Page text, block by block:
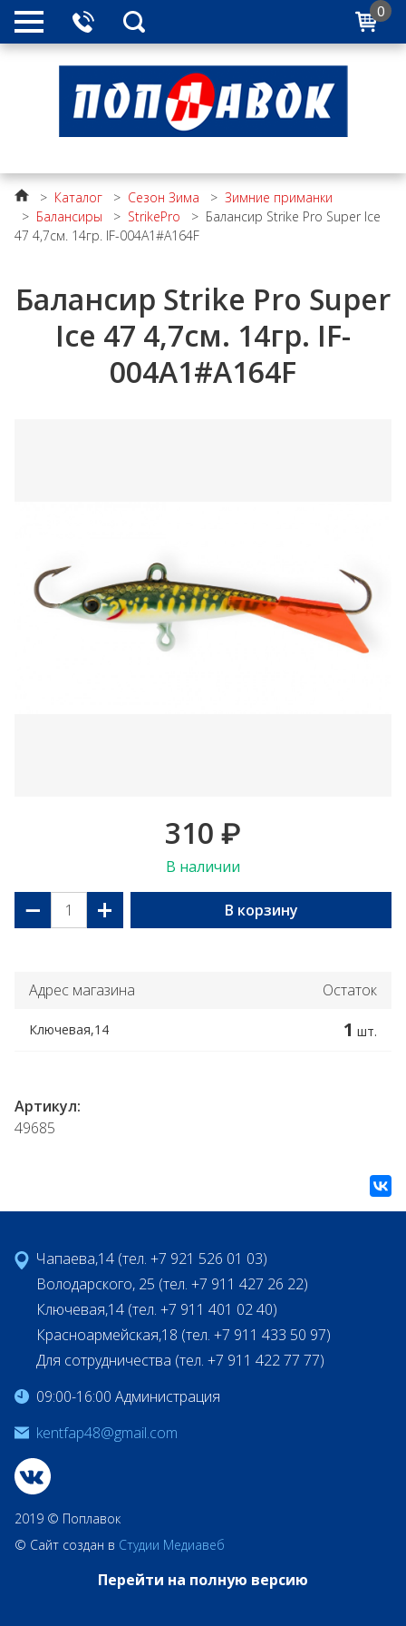
0
> Каталог > Сезон Зима > Зимние приманки
> Балансиры > StrikePro > Балансир Strike Pro Super Ice
47 4,7см. 14гр. IF-004A1#A164F
Балансир Strike Pro Super
Ice 47 4,7см. 14гр. IF-
004A1#A164F
310 ₽
В наличии
− + В корзину
Адрес магазина Остаток
Ключевая,14 1 шт.
Артикул:
49685
Чапаева,14 (тел. +7 921 526 01 03)
Володарского, 25 (тел. +7 911 427 26 22)
Ключевая,14 (тел. +7 911 401 02 40)
Красноармейская,18 (тел. +7 911 433 50 97)
Для сотрудничества (тел. +7 911 422 77 77)
09:00-16:00 Администрация
kentfap48@gmail.com
2019 © Поплавок
© Сайт создан в Студии Медиавеб
Перейти на полную версию